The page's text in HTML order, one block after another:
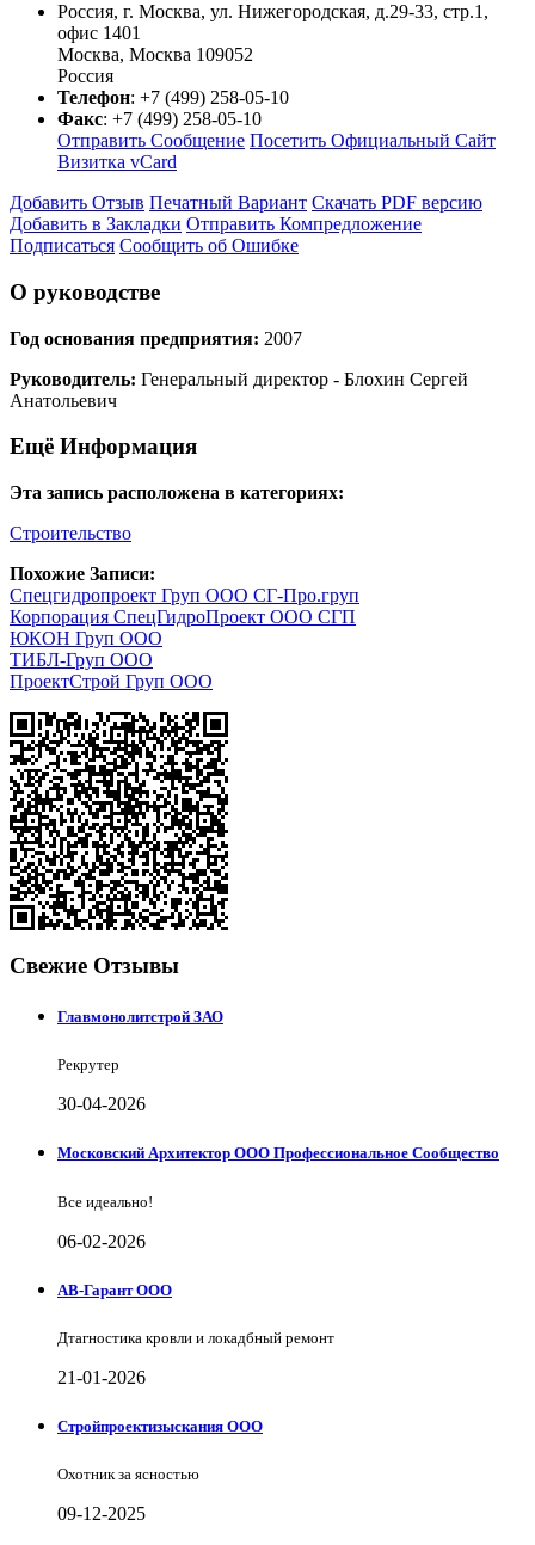
Россия, г. Москва, ул. Нижегородская, д.29-33, стр.1,
офис 1401
Москва, Москва 109052
Россия
Телефон: +7 (499) 258-05-10
Факс: +7 (499) 258-05-10
Отправить Сообщение Посетить Официальный Сайт
Визитка vCard
Добавить Отзыв Печатный Вариант Скачать PDF версию
Добавить в Закладки Отправить Компредложение
Подписаться Сообщить об Ошибке
О руководстве
Год основания предприятия: 2007
Руководитель: Генеральный директор - Блохин Сергей
Анатольевич
Ещё Информация
Эта запись расположена в категориях:
Строительство
Похожие Записи:
Спецгидропроект Груп ООО СГ-Про.груп
Корпорация СпецГидроПроект ООО СГП
ЮКОН Груп ООО
ТИБЛ-Груп ООО
ПроектСтрой Груп ООО
Свежие Отзывы
Главмонолитстрой ЗАО
Рекрутер
30-04-2026
Московский Архитектор ООО Профессиональное Сообщество
Все идеально!
06-02-2026
АВ-Гарант ООО
Дтагностика кровли и локадбный ремонт
21-01-2026
Стройпроектизыскания ООО
Охотник за ясностью
09-12-2025